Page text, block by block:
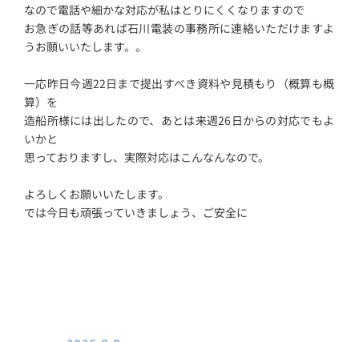
なので電話や細かな対応が私はとりにくくなりますので
お急ぎの話等あれば石川電装の事務所に連絡いただけますよ
うお願いいたします。。
一応昨日今週22日まで提出すべき資料や見積もり（概算も概
算）を
造船所様には出したので、あとは来週26日からの対応でもよ
いかと
思っておりますし、実際対応はこんなんなので。
よろしくお願いいたします。
では今日も頑張っていきましょう、ご安全に